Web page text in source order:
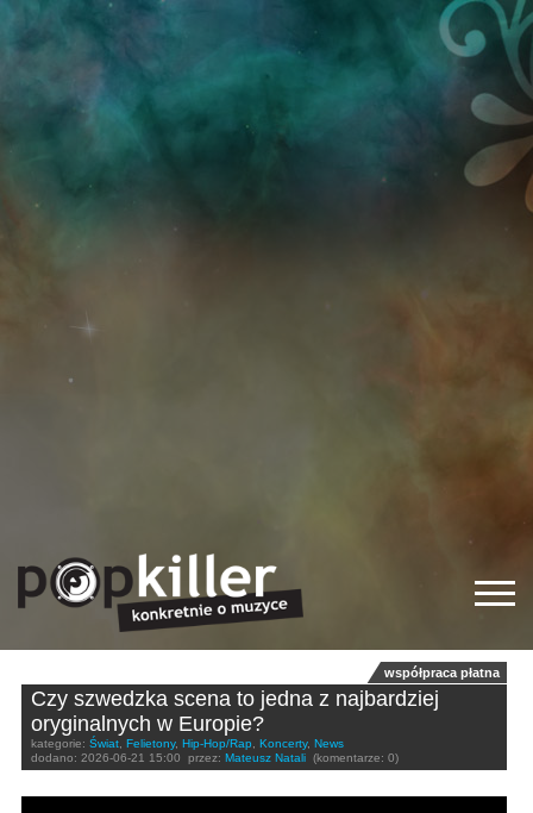
współpraca płatna
Czy szwedzka scena to jedna z najbardziej
oryginalnych w Europie?
kategorie: Świat, Felietony, Hip-Hop/Rap, Koncerty, News
dodano: 2026-06-21 15:00 przez: Mateusz Natali (komentarze: 0)